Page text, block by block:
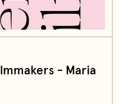
- Maria